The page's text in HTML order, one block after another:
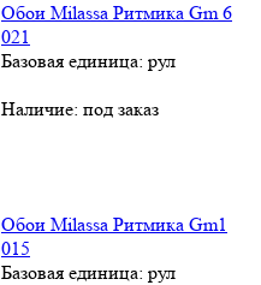
Обои Milassa Ритмика Gm 6
021
Базовая единица: рул
Наличие: под заказ
Обои Milassa Ритмика Gm1
015
Базовая единица: рул